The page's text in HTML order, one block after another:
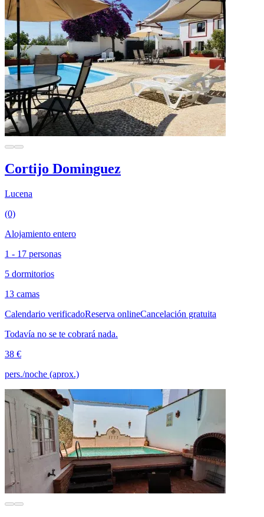
Cortijo Dominguez
Lucena
(0)
Alojamiento entero
1 - 17 personas
5 dormitorios
13 camas
Calendario verificadoReserva onlineCancelación gratuita
Todavía no se te cobrará nada.
38 €
pers./noche (aprox.)